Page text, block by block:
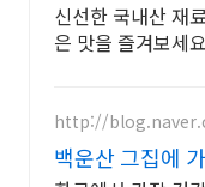
신선한 국내산 재
은 맛을 즐겨보세
http://
백운산 그집에